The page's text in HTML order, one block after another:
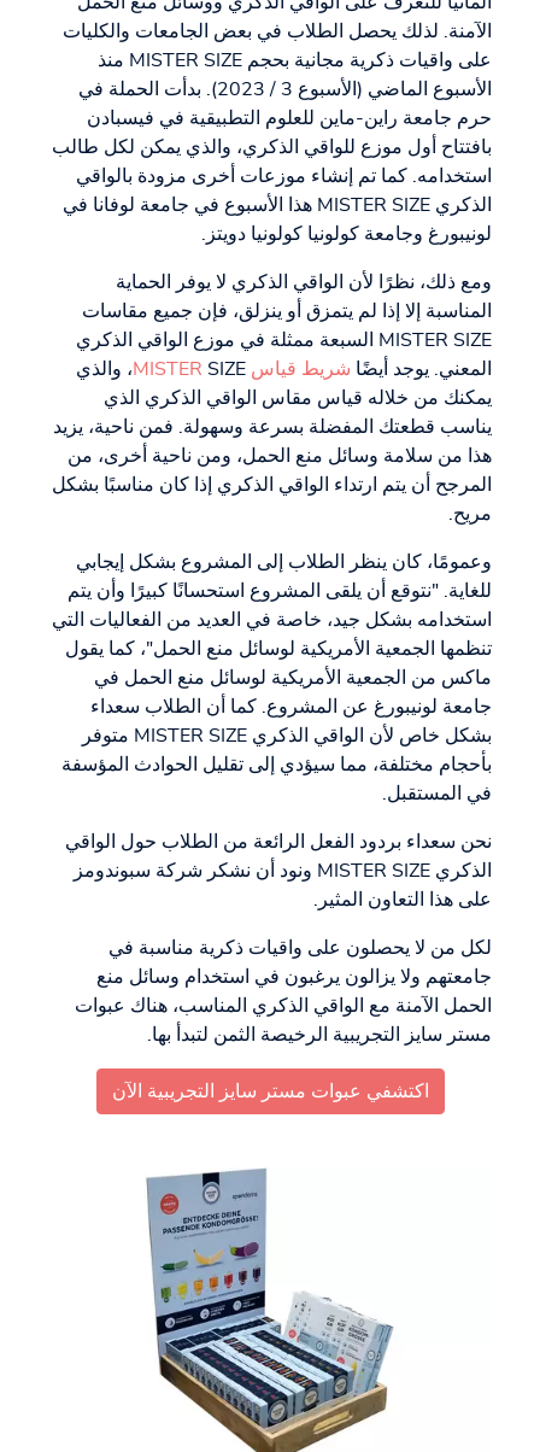
الآمنة. لذلك يحصل الطلاب في بعض الجامعات والكليات
على واقيات ذكرية مجانية بحجم MISTER SIZE منذ
الأسبوع الماضي (الأسبوع 3 / 2023). بدأت الحملة في
حرم جامعة راين-ماين للعلوم التطبيقية في فيسبادن
بافتتاح أول موزع للواقي الذكري، والذي يمكن لكل طالب
استخدامه. كما تم إنشاء موزعات أخرى مزودة بالواقي
الذكري MISTER SIZE هذا الأسبوع في جامعة لوفانا في
لونيبورغ وجامعة كولونيا كولونيا دويتز.
ومع ذلك، نظرًا لأن الواقي الذكري لا يوفر الحماية
المناسبة إلا إذا لم يتمزق أو ينزلق، فإن جميع مقاسات
MISTER SIZE السبعة ممثلة في موزع الواقي الذكري
المعني. يوجد أيضًا شريط قياس MISTER
SIZE، والذي
يمكنك من خلاله قياس مقاس الواقي الذكري الذي
يناسب قطعتك المفضلة بسرعة وسهولة. فمن ناحية، يزيد
هذا من سلامة وسائل منع الحمل، ومن ناحية أخرى، من
المرجح أن يتم ارتداء الواقي الذكري إذا كان مناسبًا بشكل
مريح.
وعمومًا، كان ينظر الطلاب إلى المشروع بشكل إيجابي
للغاية. "نتوقع أن يلقى المشروع استحسانًا كبيرًا وأن يتم
استخدامه بشكل جيد، خاصة في العديد من الفعاليات التي
تنظمها الجمعية الأمريكية لوسائل منع الحمل"، كما يقول
ماكس من الجمعية الأمريكية لوسائل منع الحمل في
جامعة لونيبورغ عن المشروع. كما أن الطلاب سعداء
بشكل خاص لأن الواقي الذكري MISTER SIZE متوفر
بأحجام مختلفة، مما سيؤدي إلى تقليل الحوادث المؤسفة
في المستقبل.
نحن سعداء بردود الفعل الرائعة من الطلاب حول الواقي
الذكري MISTER SIZE ونود أن نشكر شركة سبوندومز
على هذا التعاون المثير.
لكل من لا يحصلون على واقيات ذكرية مناسبة في
جامعتهم ولا يزالون يرغبون في استخدام وسائل منع
الحمل الآمنة مع الواقي الذكري المناسب، هناك عبوات
مستر سايز التجريبية الرخيصة الثمن لتبدأ بها.
اكتشفي عبوات مستر سايز التجريبية الآن